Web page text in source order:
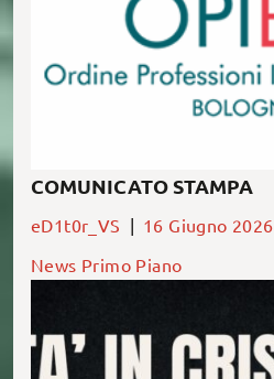
COMUNICATO STAMPA
eD1t0r_VS | 16 Giugno 2026
News Primo Piano